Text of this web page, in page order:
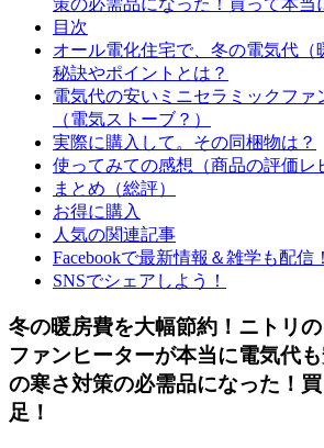
目次
オール電化住宅で、冬の電気代（
秘訣やポイントとは？
電気代の安いミニセラミックファ
（電気ストーブ？）
実際に購入して。その同梱物は？
使ってみての感想（商品の評価レ
まとめ（総評）
お得に購入
人気の関連記事
Facebookで最新情報＆雑学も配信！
SNSでシェアしよう！
冬の暖房費を大幅節約！ニトリ
ファンヒーターが本当に電気代
の寒さ対策の必需品になった！
足！